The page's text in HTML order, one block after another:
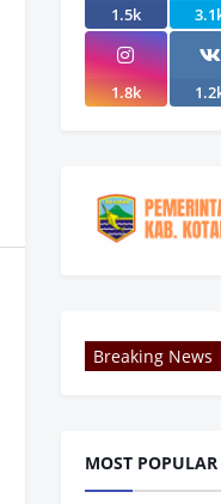
1.5k
1.8k
Breaking News
MOST POPULAR